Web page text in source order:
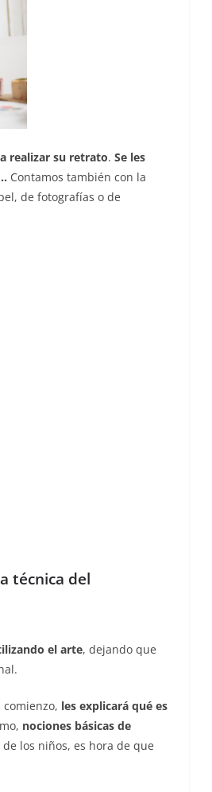
realizar su retrato. Se les
Contamos también con la
de fotografías o de
técnica del
el arte, dejando que
comienzo, les explicará qué es
nociones básicas de
los niños, es hora de que